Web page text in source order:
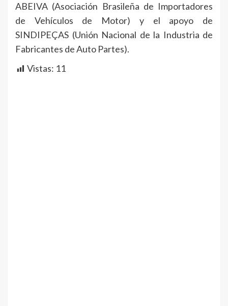
ABEIVA (Asociación Brasileña de Importadores
de Vehículos de Motor) y el apoyo de
SINDIPEÇAS (Unión Nacional de la Industria de
Fabricantes de Auto Partes).
Vistas: 11